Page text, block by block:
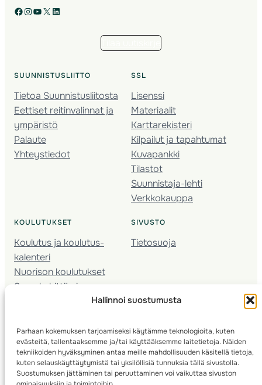
Hallinnoi suostumusta
Parhaan kokemuksen tarjoamiseksi käytämme teknologioita, kuten
evästeitä, tallentaaksemme ja/tai käyttääksemme laitetietoja. Näiden
tekniikoiden hyväksyminen antaa meille mahdollisuuden käsitellä tietoja,
kuten selauskäyttäytymistä tai yksilöllisiä tunnuksia tällä sivustolla.
Suostumuksen jättäminen tai peruuttaminen voi vaikuttaa sivuston
Facebook Instagram YouTube X LinkedIn
SUUNNISTUSLIITTO
Tietoa Suunnistusliitosta
Eettiset reitinvalinnat ja
ympäristö
Palaute
Yhteystiedot
SSL
Lisenssi
Materiaalit
Karttarekisteri
Kilpailut ja tapahtumat
Kuvapankki
Tilastot
Suunnistaja-lehti
Verkkokauppa
KOULUTUKSET
Koulutus ja koulutus­
kalenteri
Nuorison koulutukset
Seura­kehittäminen
Valmentaja­koulutus
Ratamestari
SIVUSTO
Tietosuoja
© 2025 ·Suomen Suunnistusliitto· Valimotie 10, 00380 Helsinki, Finland